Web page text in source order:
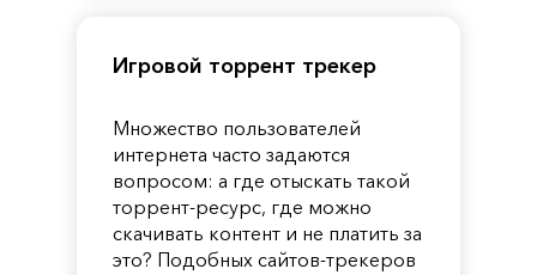
Игровой торрент трекер
Множество пользователей
интернета часто задаются
вопросом: а где отыскать такой
торрент-ресурс, где можно
скачивать контент и не платить за
это? Подобных сайтов-трекеров